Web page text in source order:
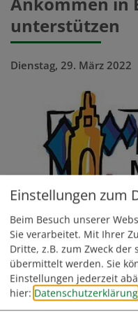
unterstützen
Dienstag, 29. März 2022
Das Bayerische
richtet Pädagogische
tages- bzw.
Bedürfnissen der
Rechnung tragen sollen.
Einstellungen zum
Beim Besuch unserer
Sie verarbeitet. Mit Ihrer
Dritte, z.B. zum Zweck
übermittelt werden. Sie
Einstellungen jederzeit
hier: Datenschutzerklärung